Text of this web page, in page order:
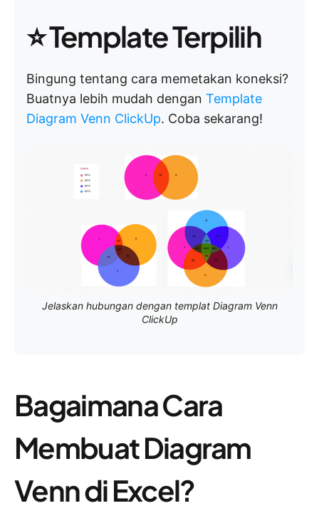
⭐ Template Terpilih
Bingung tentang cara memetakan koneksi?
Buatnya lebih mudah dengan Template
Diagram Venn ClickUp. Coba sekarang!
Jelaskan hubungan dengan templat Diagram Venn
ClickUp
Bagaimana Cara
Membuat Diagram
Venn di Excel?